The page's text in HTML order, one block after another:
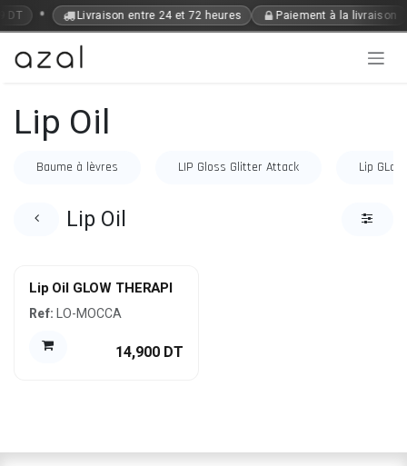
Se rendre au contenu
DT • Livraison entre 24 et 72 heures Paiement à la livraison
Lip Oil
Baume à lèvres LIP Gloss Glitter Attack Lip
Lip Oil
Lip Oil GLOW THERAPI
Ref:LO-MOCCA
14,900DT